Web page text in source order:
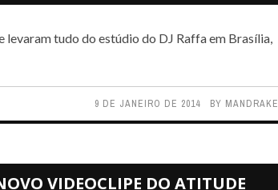
9 DE JANEIRO DE 2014 BY MANDRAKE
VIDEOCLIPE DO ATITUDE